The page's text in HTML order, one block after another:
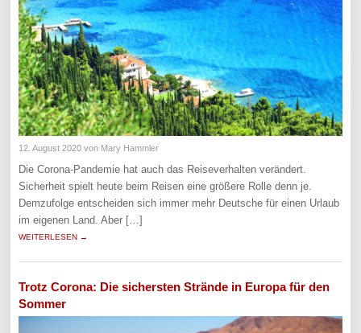
12. August 2020 von Mary Hammler
Die Corona-Pandemie hat auch das Reiseverhalten verändert.
Sicherheit spielt heute beim Reisen eine größere Rolle denn je.
Demzufolge entscheiden sich immer mehr Deutsche für einen Urlaub
im eigenen Land. Aber […]
WEITERLESEN →
Trotz Corona: Die sichersten Strände in Europa für den
Sommer